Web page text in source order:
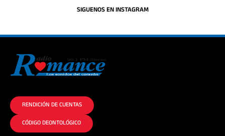
SIGUENOS EN INSTAGRAM
RENDICIÓN DE CUENTAS
CÓDIGO DEONTOLÓGICO